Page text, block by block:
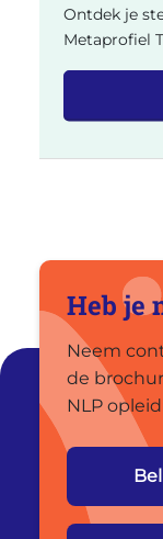
Ontdek je
Metaprofiel
Heb je
Neem
de
NLP